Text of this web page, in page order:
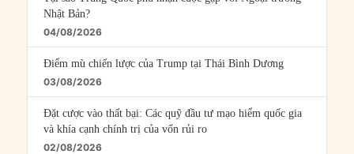
Nhật Bản?
04/08/2026
Điểm mù chiến lược của Trump tại Thái Bình Dương
03/08/2026
Đặt cược vào thất bại: Các quỹ đầu tư mạo hiểm quốc gia
và khía cạnh chính trị của vốn rủi ro
02/08/2026